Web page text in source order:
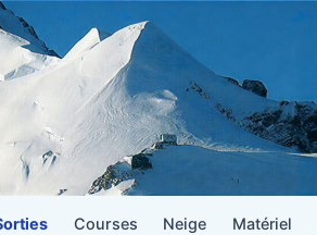
Courses Neige Matériel